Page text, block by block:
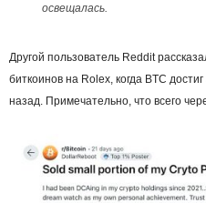
освещалась.
Другой пользователь Reddit
биткоинов на Rolex, когда BTC
назад. Примечательно, что всего